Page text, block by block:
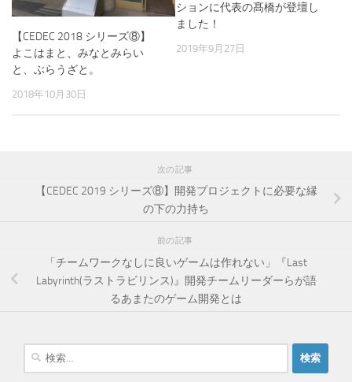
【CEDEC 2018 シリーズ⑧】
よこはまと、みなとみらい
と、ぶらうざと。
2018年10月30日
ションに代表の髙橋が登壇し
ました！
2019年9月27日
次の記事
【CEDEC 2019 シリーズ⑧】開発プロジェクトに必要な縁
の下の力持ち
前の記事
「チームワークなしに良いゲームは作れない」『Last
Labyrinth(ラストラビリンス)』開発チームリーダーらが語
るあまたのゲーム開発とは